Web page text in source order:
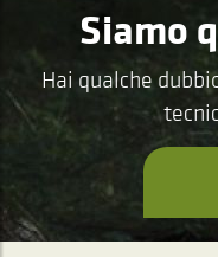
Siamo
Hai qualche